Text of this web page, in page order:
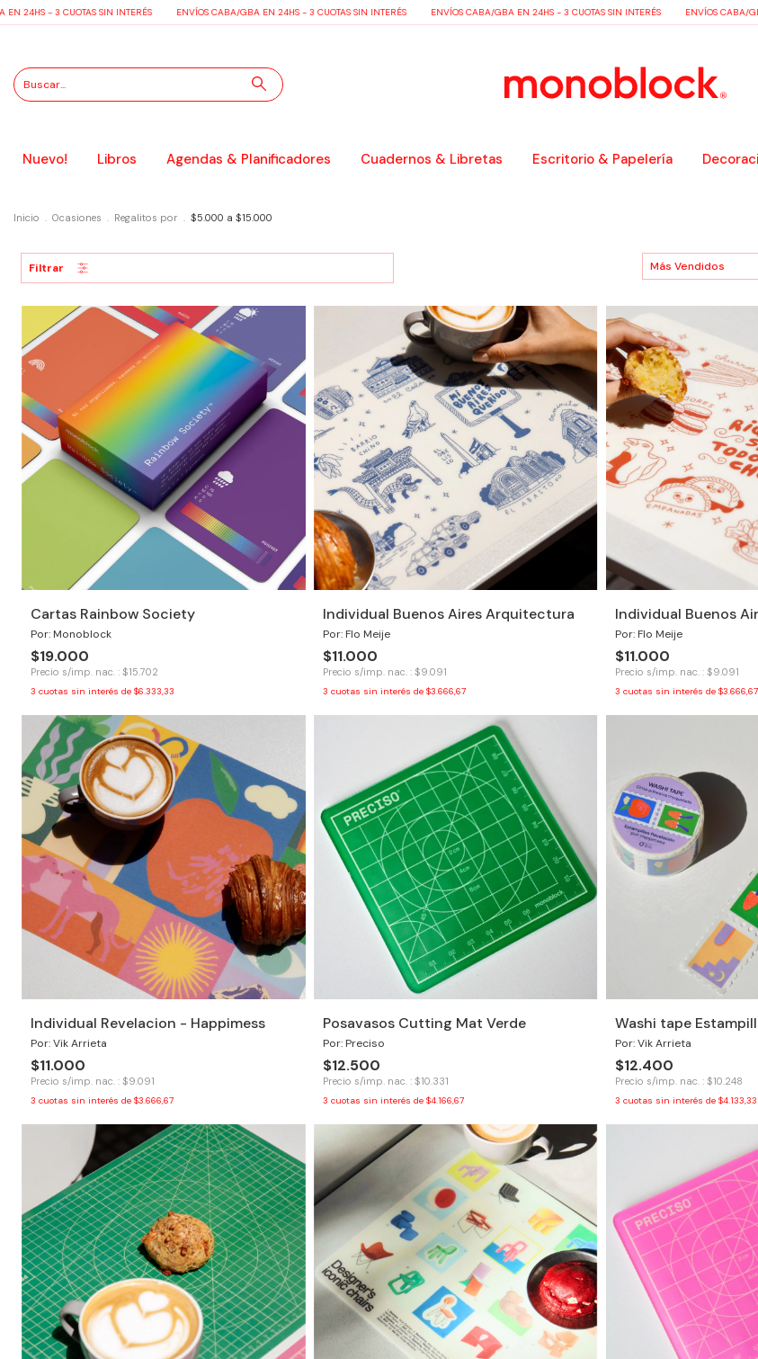
- 3 CUOTAS SIN INTERÉS ENVÍOS CABA/GBA EN 24HS - 3 CUOTAS SIN INTERÉS ENVÍOS CABA/GBA EN 24HS - 3 CUOTAS SIN INTERÉS ENVÍOS CABA/GBA EN
Nuevo! Libros Agendas & Planificadores Cuadernos & Libretas Escritorio & Papelería
Inicio . Ocasiones . Regalitos por . $5.000 a $15.000
Filtrar
Cartas Rainbow Society
Por: Monoblock
$19.000
Precio s/imp. nac. : $15.702
3 cuotas sin interés de $6.333,33
Individual Buenos Aires Arquitectura
Por: Flo Meije
$11.000
Precio s/imp. nac. : $9.091
3 cuotas sin interés de $3.666,67
Individual Buenos
Por: Flo Meije
$11.000
Precio s/imp. nac. : $9.091
3 cuotas sin interés de $3.666,67
Individual Revelacion - Happimess
Por: Vik Arrieta
$11.000
Precio s/imp. nac. : $9.091
3 cuotas sin interés de $3.666,67
Posavasos Cutting Mat Verde
Por: Preciso
$12.500
Precio s/imp. nac. : $10.331
3 cuotas sin interés de $4.166,67
Washi tape
Por: Vik Arrieta
$12.400
Precio s/imp. nac. : $10.248
3 cuotas sin interés de $4.133,33